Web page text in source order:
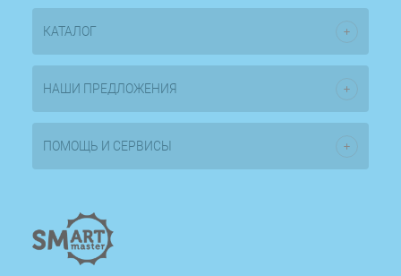
КАТАЛОГ
НАШИ ПРЕДЛОЖЕНИЯ
ПОМОЩЬ И СЕРВИСЫ